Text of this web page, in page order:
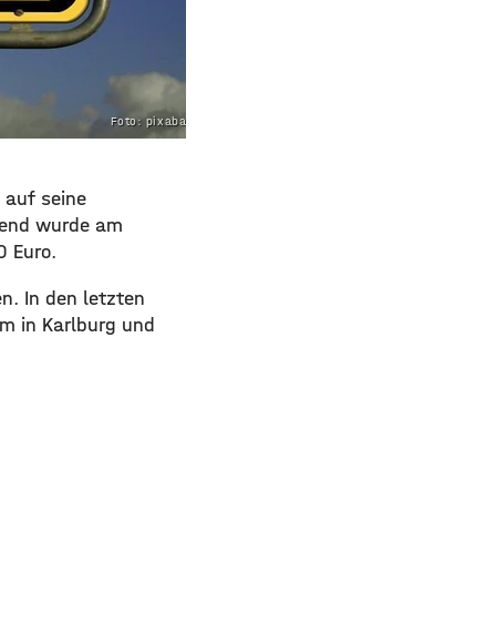
Foto: pixabay.com
auf seine
wurde am
Euro.
In den letzten
in Karlburg und